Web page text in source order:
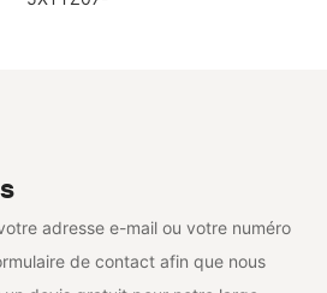
adresse e-mail ou votre numéro
de contact afin que nous